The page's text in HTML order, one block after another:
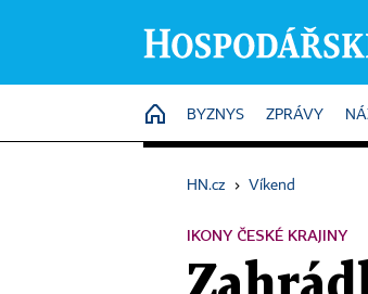
HOME
BYZNYS ZPRÁVY
HN.cz › Víkend
IKONY ČESKÉ KRAJINY